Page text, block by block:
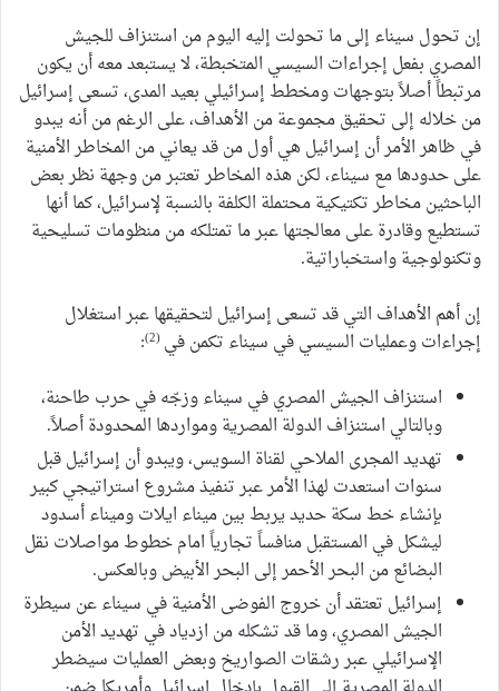
إن تحول سيناء إلى ما تحولت إليه اليوم من استنزاف للجيش
المصري بفعل إجراءات السيسي المتخبطة، لا يستبعد معه أن يكون
مرتبطاً أصلاً بتوجهات ومخطط إسرائيلي بعيد المدى، تسعى إسرائيل
من خلاله إلى تحقيق مجموعة من الأهداف، على الرغم من أنه يبدو
في ظاهر الأمر أن إسرائيل هي أول من قد يعاني من المخاطر الأمنية
على حدودها مع سيناء، لكن هذه المخاطر تعتبر من وجهة نظر بعض
الباحثين مخاطر تكتيكية محتملة الكلفة بالنسبة لإسرائيل، كما أنها
تستطيع وقادرة على معالجتها عبر ما تمتلكه من منظومات تسليحية
وتكنولوجية واستخباراتية.
إن أهم الأهداف التي قد تسعى إسرائيل لتحقيقها عبر استغلال
إجراءات وعمليات السيسي في سيناء تكمن في(2)
:
استنزاف الجيش المصري في سيناء وزجّه في حرب طاحنة،
وبالتالي استنزاف الدولة المصرية ومواردها المحدودة أصلاً.
تهديد المجرى الملاحي لقناة السويس، ويبدو أن إسرائيل قبل
سنوات استعدت لهذا الأمر عبر تنفيذ مشروع استراتيجي كبير
بإنشاء خط سكة حديد يربط بين ميناء ايلات وميناء أسدود
ليشكل في المستقبل منافساً تجارياً امام خطوط مواصلات نقل
البضائع من البحر الأحمر إلى البحر الأبيض وبالعكس.
إسرائيل تعتقد أن خروج الفوضى الأمنية في سيناء عن سيطرة
الجيش المصري، وما قد تشكله من ازدياد في تهديد الأمن
الإسرائيلي عبر رشقات الصواريخ وبعض العمليات سيضطر